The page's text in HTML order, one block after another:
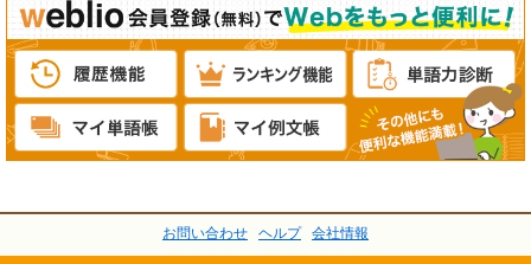
お問い合わせ ヘルプ 会社情報